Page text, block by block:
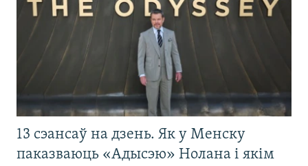
13 сэансаў на дзень. Як у Менску
паказваюць «Адысэю» Нолана і якім